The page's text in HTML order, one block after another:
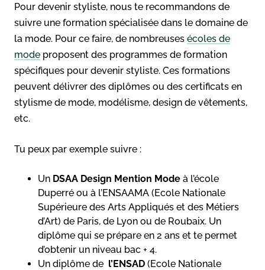
Pour devenir styliste, nous te recommandons de
suivre une formation spécialisée dans le domaine de
la mode. Pour ce faire, de nombreuses écoles de
mode proposent des programmes de formation
spécifiques pour devenir styliste. Ces formations
peuvent délivrer des diplômes ou des certificats en
stylisme de mode, modélisme, design de vêtements,
etc.
Tu peux par exemple suivre :
Un DSAA Design Mention Mode à l’école
Duperré ou à l’ENSAAMA (Ecole Nationale
Supérieure des Arts Appliqués et des Métiers
d’Art) de Paris, de Lyon ou de Roubaix. Un
diplôme qui se prépare en 2 ans et te permet
d’obtenir un niveau bac + 4.
Un diplôme de l’ENSAD (Ecole Nationale